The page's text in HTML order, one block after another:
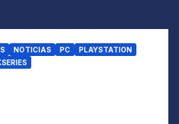
NOTICIAS PC
PLAYSTATION